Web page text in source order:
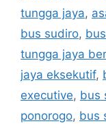
tungga jaya,
bus sudiro,
tungga jaya
jaya eksekutif,
executive, bus
ponorogo, bus